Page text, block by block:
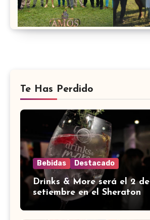
Te Has Perdido
Bebidas Destacado
Drinks & More será el 2 de
setiembre en el Sheraton